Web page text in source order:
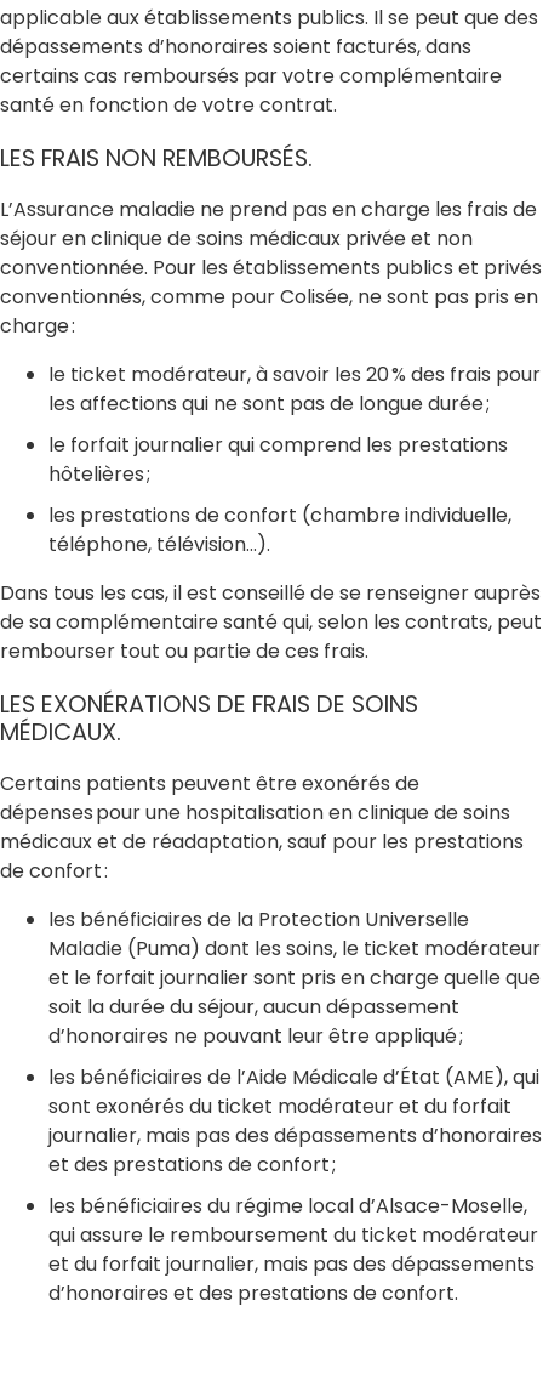
applicable aux établissements publics. Il se peut que des
dépassements d’honoraires soient facturés, dans
certains cas remboursés par votre complémentaire
santé en fonction de votre contrat.
LES FRAIS NON REMBOURSÉS.
L’Assurance maladie ne prend pas en charge les frais de
séjour en clinique de soins médicaux privée et non
conventionnée. Pour les établissements publics et privés
conventionnés, comme pour Colisée, ne sont pas pris en
charge :
le ticket modérateur, à savoir les 20 % des frais pour
les affections qui ne sont pas de longue durée ;
le forfait journalier qui comprend les prestations
hôtelières ;
les prestations de confort (chambre individuelle,
téléphone, télévision…).
Dans tous les cas, il est conseillé de se renseigner auprès
de sa complémentaire santé qui, selon les contrats, peut
rembourser tout ou partie de ces frais.
LES EXONÉRATIONS DE FRAIS DE SOINS
MÉDICAUX.
Certains patients peuvent être exonérés de
dépenses pour une hospitalisation en clinique de soins
médicaux et de réadaptation, sauf pour les prestations
de confort :
les bénéficiaires de la Protection Universelle
Maladie (Puma) dont les soins, le ticket modérateur
et le forfait journalier sont pris en charge quelle que
soit la durée du séjour, aucun dépassement
d’honoraires ne pouvant leur être appliqué ;
les bénéficiaires de l’Aide Médicale d’État (AME), qui
sont exonérés du ticket modérateur et du forfait
journalier, mais pas des dépassements d’honoraires
et des prestations de confort ;
les bénéficiaires du régime local d’Alsace-Moselle,
qui assure le remboursement du ticket modérateur
et du forfait journalier, mais pas des dépassements
d’honoraires et des prestations de confort.